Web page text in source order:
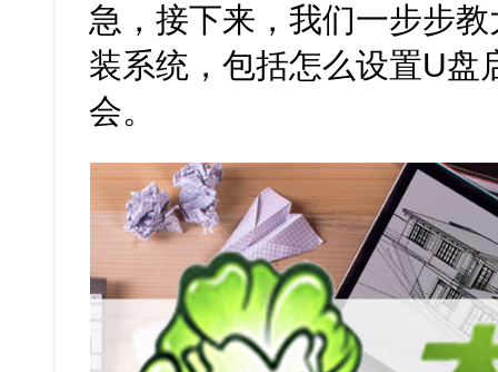
急，接下来，我们一步步
装系统，包括怎么设置U盘
会。